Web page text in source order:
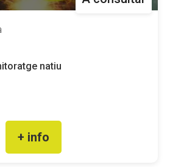
natiu
+ info